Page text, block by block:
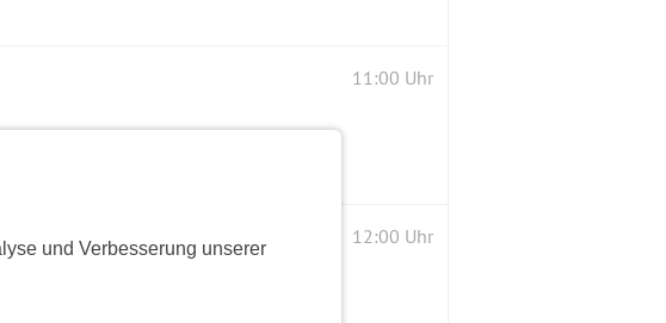
und Verbesserung unserer
11:00 Uhr
12:00 Uhr